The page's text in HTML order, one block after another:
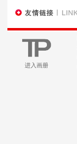
进入画册